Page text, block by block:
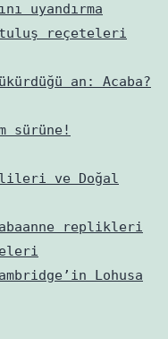
uyandırma
reçeteleri
an: Acaba?
sürüne!
ve Doğal
replikleri
Lohusa